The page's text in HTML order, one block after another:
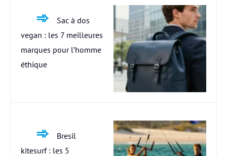
Sac à dos
vegan : les 7 meilleures
marques pour l’homme
éthique
Bresil
kitesurf : les 5